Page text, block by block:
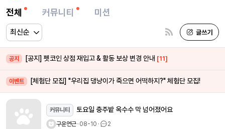
전체
커뮤니티 미션
공지 [공지] 펫코인 상점 재입고 & 활동 보상 변경 안내 [11]
이벤트 [체험단 모집] "우리집 댕냥이가 죽으면 어떡하지?" 체험단 모집!
커뮤니티 토요일 충주밭 옥수수 막 넘어졌어요
구운연근ㆍ08-10ㆍ 2